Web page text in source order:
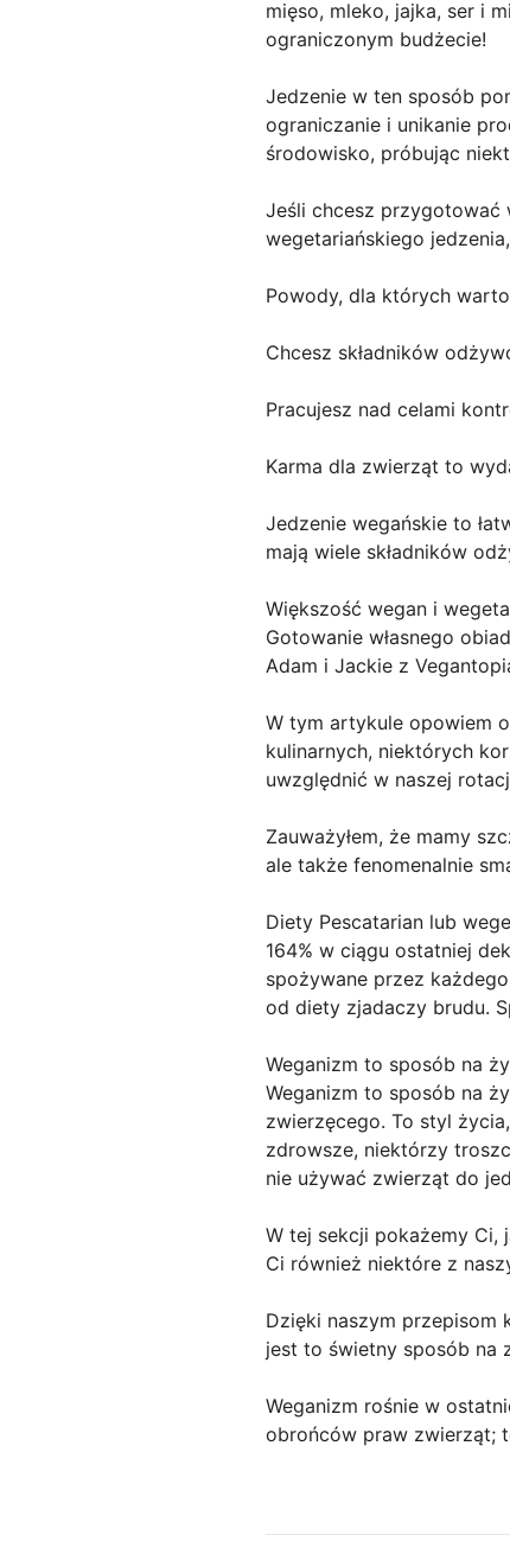
mięso, mleko, jajka, ser i
ograniczonym budżecie!
Jedzenie w ten sposób
ograniczanie i unikanie
środowisko, próbując
Jeśli chcesz przygotować
wegetariańskiego
Powody, dla których
Chcesz składników
Pracujesz nad celami
Karma dla zwierząt to
Jedzenie wegańskie to
mają wiele składników
Większość wegan i
Gotowanie własnego
Adam i Jackie z
W tym artykule opowiem
kulinarnych, niektórych
uwzględnić w naszej
Zauważyłem, że mamy
ale także fenomenalnie
Diety Pescatarian lub
164% w ciągu ostatniej
spożywane przez
od diety zjadaczy brudu.
Weganizm to sposób na
Weganizm to sposób na
zwierzęcego. To styl
zdrowsze, niektórzy
nie używać zwierząt do
W tej sekcji pokażemy Ci,
Ci również niektóre z
Dzięki naszym przepisom
jest to świetny sposób na
Weganizm rośnie w
obrońców praw zwierząt;